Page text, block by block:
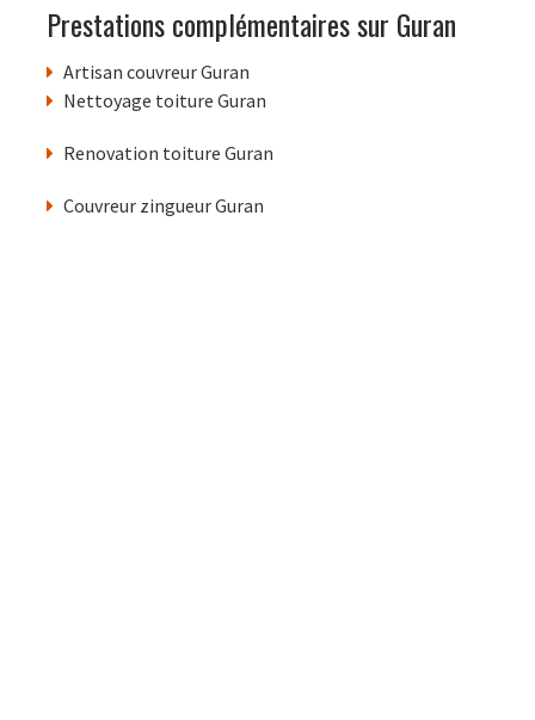
Prestations complémentaires sur Guran
Artisan couvreur Guran
Nettoyage toiture Guran
Renovation toiture Guran
Couvreur zingueur Guran